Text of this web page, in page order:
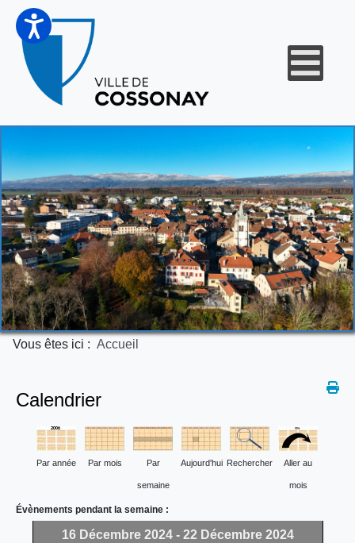
Vous êtes ici : Accueil
Calendrier
Par année Par mois Par
semaine
Aujourd'hui Rechercher Aller au
mois
Évènements pendant la semaine :
16 Décembre 2024 - 22 Décembre 2024